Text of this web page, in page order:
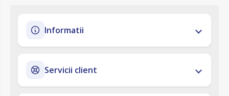
Informatii
Servicii client